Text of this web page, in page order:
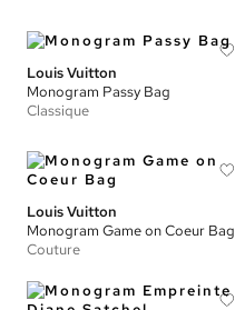
Louis Vuitton
Monogram Passy Bag
Classique
Louis Vuitton
Monogram Game on Coeur Bag
Couture